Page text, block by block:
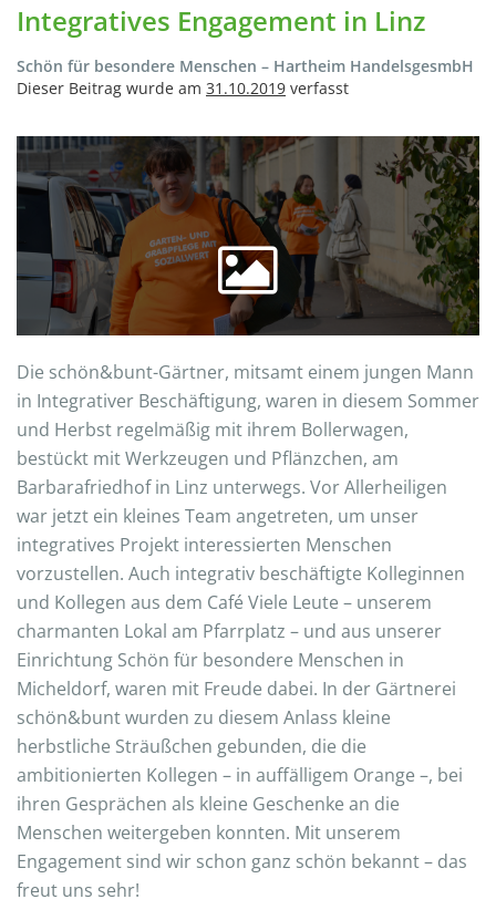
Integratives Engagement in Linz
Schön für besondere Menschen – Hartheim HandelsgesmbH
Dieser Beitrag wurde am 31.10.2019 verfasst
Die schön&bunt-Gärtner, mitsamt einem jungen Mann
in Integrativer Beschäftigung, waren in diesem Sommer
und Herbst regelmäßig mit ihrem Bollerwagen,
bestückt mit Werkzeugen und Pflänzchen, am
Barbarafriedhof in Linz unterwegs. Vor Allerheiligen
war jetzt ein kleines Team angetreten, um unser
integratives Projekt interessierten Menschen
vorzustellen. Auch integrativ beschäftigte Kolleginnen
und Kollegen aus dem Café Viele Leute – unserem
charmanten Lokal am Pfarrplatz – und aus unserer
Einrichtung Schön für besondere Menschen in
Micheldorf, waren mit Freude dabei. In der Gärtnerei
schön&bunt wurden zu diesem Anlass kleine
herbstliche Sträußchen gebunden, die die
ambitionierten Kollegen – in auffälligem Orange –, bei
ihren Gesprächen als kleine Geschenke an die
Menschen weitergeben konnten. Mit unserem
Engagement sind wir schon ganz schön bekannt – das
freut uns sehr!